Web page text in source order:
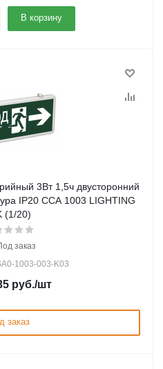
В корзину
3Вт 1,5ч двусторонний
IP20 CCA 1003 LIGHTING
(1/20)
заказ
1003-003-K03
руб./шт
заказ